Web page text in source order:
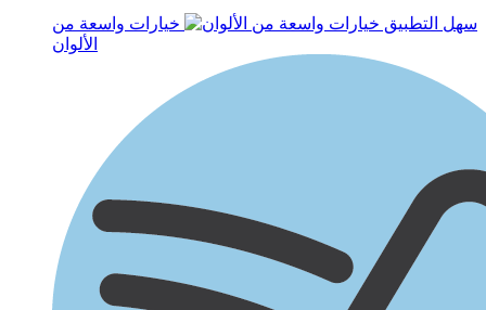
سهل التطبيق
خيارات واسعة من
الألوان